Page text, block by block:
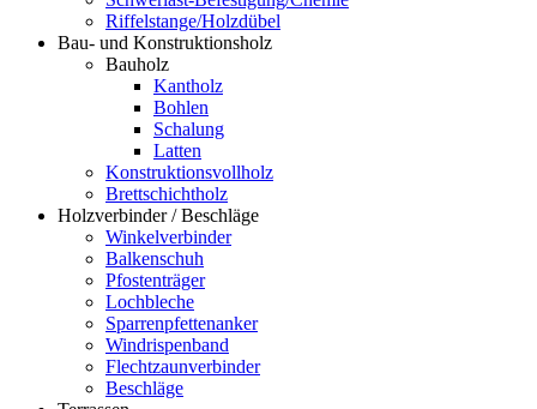
Riffelstange/Holzdübel
Bau- und Konstruktionsholz
Bauholz
Kantholz
Bohlen
Schalung
Latten
Konstruktionsvollholz
Brettschichtholz
Holzverbinder / Beschläge
Winkelverbinder
Balkenschuh
Pfostenträger
Lochbleche
Sparrenpfettenanker
Windrispenband
Flechtzaunverbinder
Beschläge